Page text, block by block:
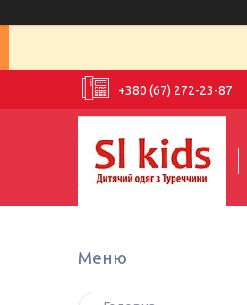
+380 (67) 272-23-87